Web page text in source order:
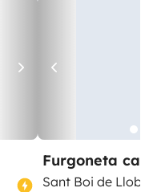
Furgoneta
Sant Boi de